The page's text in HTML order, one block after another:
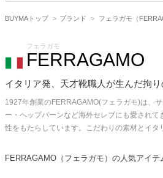
BUYMAトップ ブランド フェラガモ（
フェラガモ
FERRAGAMO
イタリア発、天才靴職人が生んだ拘
1927年創業のFERRAGAMO(フェラガモ)は、
ー・ヘップバーンなど海外セレブにも愛され
性をもたらしています。こだわりの素材とイタ
FERRAGAMO（フェラガモ）の人気アイテ